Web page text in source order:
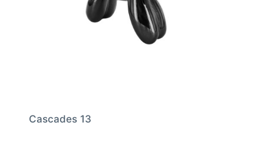
Cascades 13